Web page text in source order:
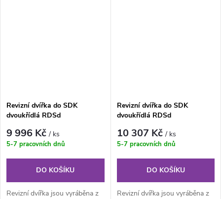
Revizní dvířka do SDK
dvoukřídlá RDSd
9 996 Kč/ ks
5-7 pracovních dnů
DO KOŠÍKU
Revizní dvířka jsou vyráběna z
Revizní dvířka do SDK
dvoukřídlá RDSd
10 307 Kč/ ks
5-7 pracovních dnů
DO KOŠÍKU
Revizní dvířka jsou vyráběna z